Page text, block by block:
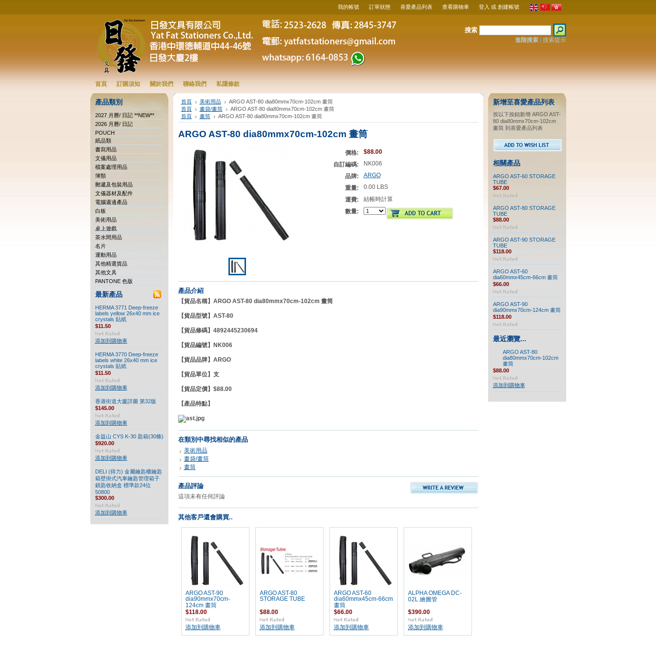
我的帳號 訂單狀態 喜愛產品列表 查看購物車 登入 或 創建帳號
搜索
進階搜索| 搜索提示
首頁 訂購須知 關於我們 聯絡我們 私隱條款
產品類別
2027 月曆/ 日記 **NEW**
2026 月曆/ 日記
POUCH
紙品類
書寫用品
文儀用品
檔案處理用品
簿類
郵遞及包裝用品
文儀器材及配件
電腦週邊產品
白板
美術用品
桌上遊戲
茶水間用品
名片
運動用品
其他精選貨品
其他文具
PANTONE 色版
最新產品
HERMA 3771 Deep-freeze
labels yellow 26x40 mm ice
crystals 貼紙
$11.50
添加到購物車
HERMA 3770 Deep-freeze
labels white 26x40 mm ice
crystals 貼紙
$11.50
添加到購物車
香港街道大廈詳圖 第32版
$145.00
添加到購物車
金益山 CYS K-30 匙箱(30條)
$920.00
添加到購物車
DELI (得力) 金屬鑰匙櫃鑰匙
箱壁掛式汽車鑰匙管理箱子
鎖匙收納盒 標準款24位
50800
$300.00
添加到購物車
首頁 美術用品
ARGO AST-80 dia80mmx70cm-102cm 畫筒
首頁
畫袋/畫筒
ARGO AST-80 dia80mmx70cm-102cm 畫筒
首頁
畫筒 ARGO AST-80 dia80mmx70cm-102cm 畫筒
ARGO AST-80 dia80mmx70cm-102cm 畫筒
價格:
$88.00
自訂編碼:
NK006
品牌:
ARGO
重量:
0.00 LBS
運費:
結帳時計算
數量:
產品介紹
【貨品名稱】ARGO AST-80 dia80mmx70cm-102cm 畫筒
【貨品型號】 AST-80
【貨品條碼】4892445230694
【貨品編號】NK006
【貨品品牌】 ARGO
【貨品單位】支
【貨品定價】$88.00
【產品特點】
在類別中尋找相似的產品
美術用品
畫袋/畫筒
畫筒
產品評論
這項未有任何評論
其他客戶還會購買..
ARGO AST-90
dia90mmx70cm-
124cm 畫筒
$118.00
添加到購物車
ARGO AST-80
STORAGE TUBE
$88.00
添加到購物車
ARGO AST-60
dia60mmx45cm-66cm
畫筒
$66.00
添加到購物車
ALPHA OMEGA DC-
02L 繪圖管
$390.00
添加到購物車
新增至喜愛產品列表
按以下按鈕新增 ARGO AST-
80 dia80mmx70cm-102cm
畫筒 到喜愛產品列表
相關產品
ARGO AST-60 STORAGE
TUBE
$67.00
ARGO AST-80 STORAGE
TUBE
$88.00
ARGO AST-90 STORAGE
TUBE
$118.00
ARGO AST-60
dia60mmx45cm-66cm 畫筒
$66.00
ARGO AST-90
dia90mmx70cm-124cm 畫筒
$118.00
最近瀏覽...
ARGO AST-80
dia80mmx70cm-102cm
畫筒
$88.00
添加到購物車